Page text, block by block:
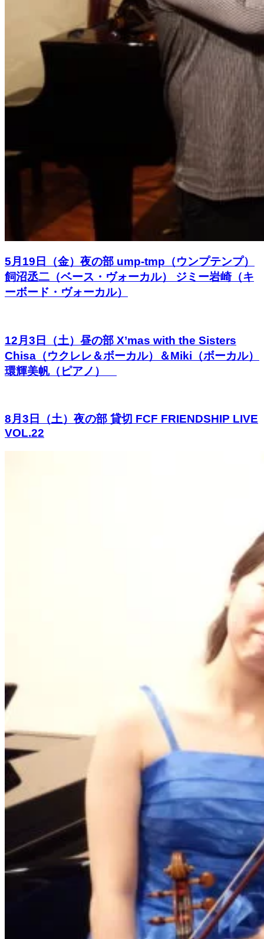
5月19日（金）夜の部 ump-tmp（ウンプテンプ）
飼沼丞二（ベース・ヴォーカル） ジミー岩崎（キ
ーボード・ヴォーカル）
12月3日（土）昼の部 X’mas with the Sisters
Chisa（ウクレレ＆ボーカル）＆Miki（ボーカル）
環輝美帆（ピアノ）
8月3日（土）夜の部 貸切 FCF FRIENDSHIP LIVE
VOL.22